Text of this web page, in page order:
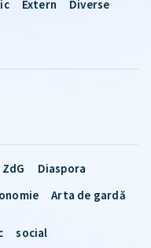
Extern Diverse
Diaspora
Arta de gardă
social